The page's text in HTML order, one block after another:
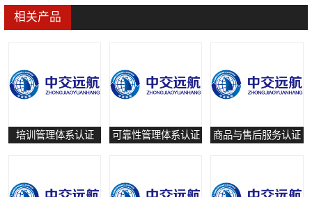
相关产品
培训管理体系认证 可靠性管理体系认证 商品与售后服务认证